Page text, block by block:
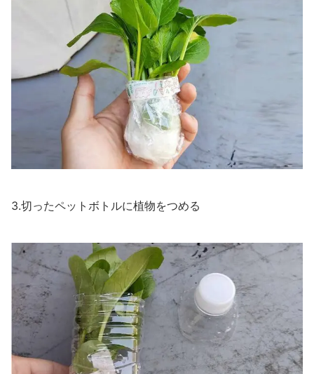
3.切ったペットボトルに植物をつめる